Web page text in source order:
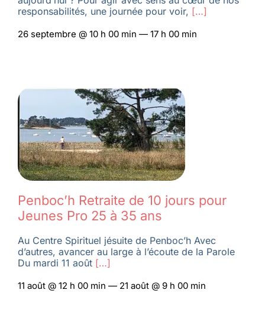
responsabilités, une journée pour voir, […]
26 septembre @ 10 h 00 min — 17 h 00 min
Penboc’h Retraite de 10 jours pour
Jeunes Pro 25 à 35 ans
Au Centre Spirituel jésuite de Penboc’h Avec
d’autres, avancer au large à l’écoute de la Parole
Du mardi 11 août[…]
11 août @ 12 h 00 min — 21 août @ 9 h 00 min